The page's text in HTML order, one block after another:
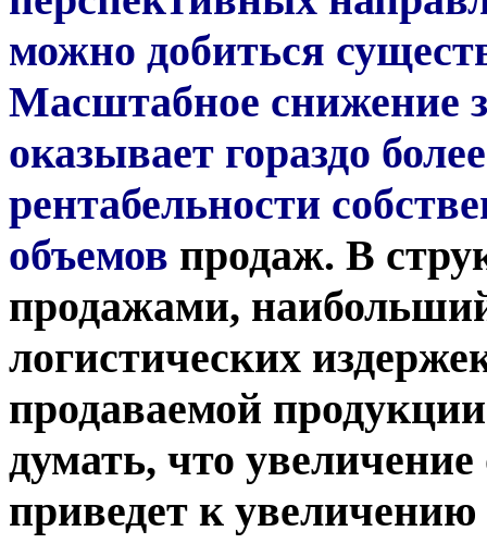
можно добиться
Масштабное снижение
оказывает гораздо
рентабельности
объемов продаж. В
продажами,
логистических
продаваемой
думать, что
приведет к